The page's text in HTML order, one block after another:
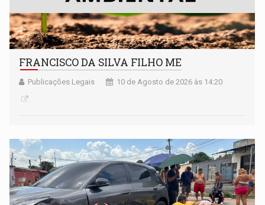
FRANCISCO DA SILVA FILHO ME
Publicações Legais 10 de Agosto de 2026 às 14:20